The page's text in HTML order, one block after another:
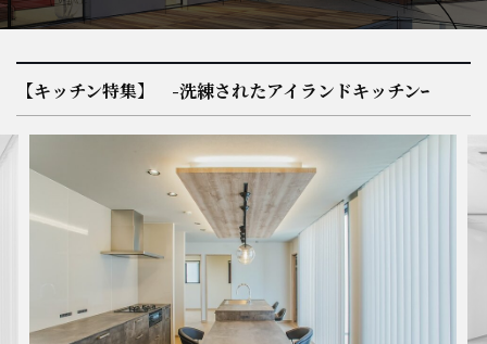
選べる工法
耐震へのこだわり
バーチャル内見
スタッフ紹介
会社概要
【キッチン特集】 -洗練されたアイランドキッチンｰ